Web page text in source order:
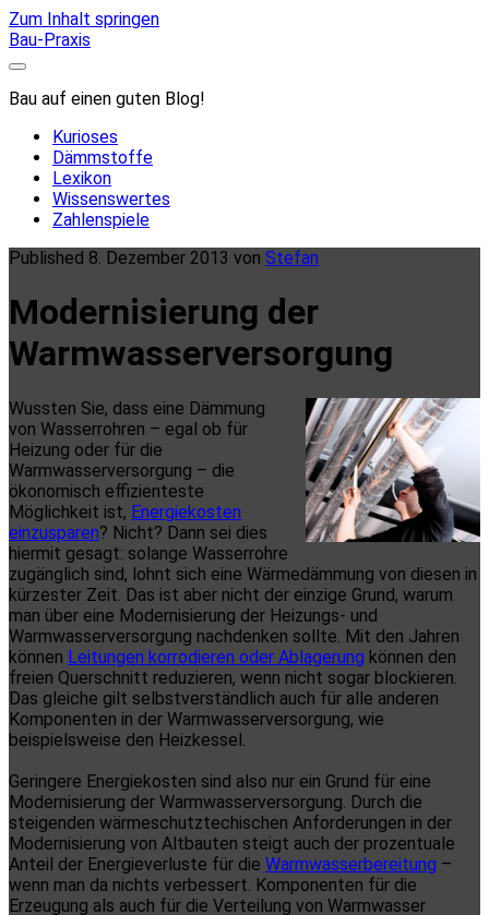
Zum Inhalt springen
Bau-Praxis
Bau auf einen guten Blog!
Kurioses
Dämmstoffe
Lexikon
Wissenswertes
Zahlenspiele
Published 8. Dezember 2013 von Stefan
Modernisierung der
Warmwasserversorgung
Wussten Sie, dass eine Dämmung
von Wasserrohren – egal ob für
Heizung oder für die
Warmwasserversorgung – die
ökonomisch effizienteste
Möglichkeit ist, Energiekosten
einzusparen? Nicht? Dann sei dies
hiermit gesagt: solange Wasserrohre
zugänglich sind, lohnt sich eine Wärmedämmung von diesen in
kürzester Zeit. Das ist aber nicht der einzige Grund, warum
man über eine Modernisierung der Heizungs- und
Warmwasserversorgung nachdenken sollte. Mit den Jahren
können Leitungen korrodieren oder Ablagerung können den
freien Querschnitt reduzieren, wenn nicht sogar blockieren.
Das gleiche gilt selbstverständlich auch für alle anderen
Komponenten in der Warmwasserversorgung, wie
beispielsweise den Heizkessel.
Geringere Energiekosten sind also nur ein Grund für eine
Modernisierung der Warmwasserversorgung. Durch die
steigenden wärmeschutztechischen Anforderungen in der
Modernisierung von Altbauten steigt auch der prozentuale
Anteil der Energieverluste für die Warmwasserbereitung –
wenn man da nichts verbessert. Komponenten für die
Erzeugung als auch für die Verteilung von Warmwasser